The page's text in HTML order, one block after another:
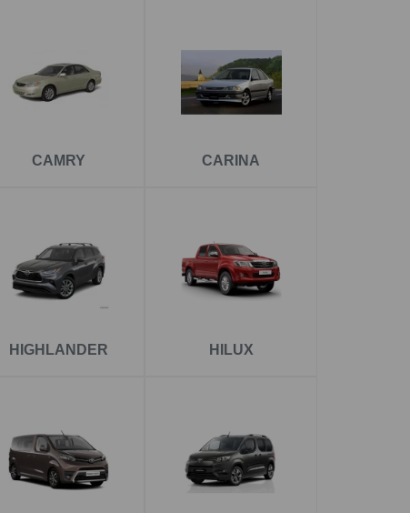
Doporučujeme pevné i odnímatelné
a všech světelných funkcí.
Auris . Hodí se pro přívěsy i nosiče kol, ať už
CAMRY CARINA
HIGHLANDER HILUX